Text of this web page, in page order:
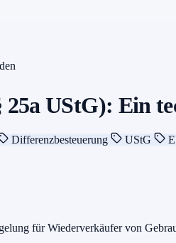
UStG): Ein
Differenzbesteuerung UStG
für Wiederverkäufer von